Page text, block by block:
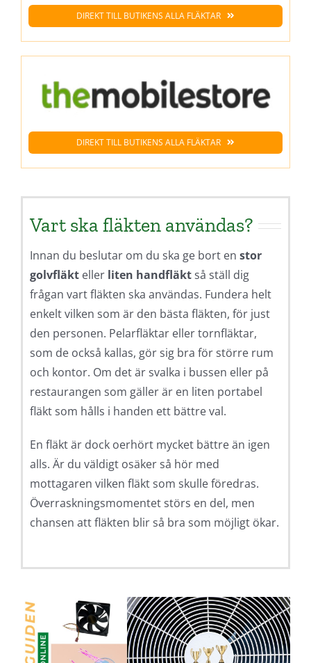
DIREKT TILL BUTIKENS ALLA FLÄKTAR
DIREKT TILL BUTIKENS ALLA FLÄKTAR
Vart ska fläkten användas?
Innan du beslutar om du ska ge bort en stor
golvfläkteller liten handfläktså ställ dig
frågan vart fläkten ska användas. Fundera helt
enkelt vilken som är den bästa fläkten, för just
den personen. Pelarfläktar eller tornfläktar,
som de också kallas, gör sig bra för större rum
och kontor. Om det är svalka i bussen eller på
restaurangen som gäller är en liten portabel
fläkt som hålls i handen ett bättre val.
En fläkt är dock oerhört mycket bättre än igen
alls. Är du väldigt osäker så hör med
mottagaren vilken fläkt som skulle föredras.
Överraskningsmomentet störs en del, men
chansen att fläkten blir så bra som möjligt ökar.